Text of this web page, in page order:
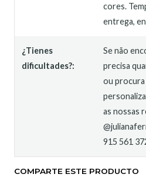
cores.
entrega,
¿Tienes
dificultades?:
Se não
precisa
ou procura
as nossas
915 561
COMPARTE ESTE PRODUCTO